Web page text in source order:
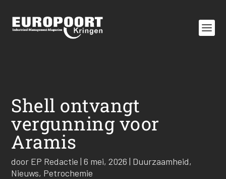
Shell ontvangt
vergunning voor
Aramis
door EP Redactie |6 mei, 2026 | Duurzaamheid,
Nieuws, Petrochemie